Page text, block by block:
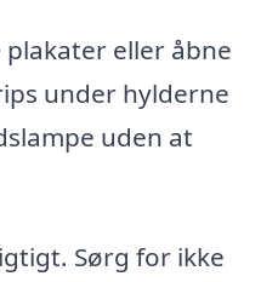
eller åbne
under hylderne
uden at
Sørg for ikke